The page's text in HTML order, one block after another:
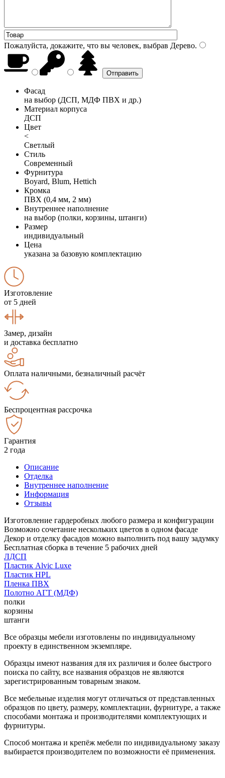
Пожалуйста, докажите, что вы человек, выбрав Дерево.
Фасад
на выбор (ДСП, МДФ ПВХ и др.)
Материал корпуса
ДСП
Цвет
<
Светлый
Стиль
Современный
Фурнитура
Boyard, Blum, Hettich
Кромка
ПВХ (0,4 мм, 2 мм)
Внутреннее наполнение
на выбор (полки, корзины, штанги)
Размер
индивидуальный
Цена
указана за базовую комплектацию
Изготовление
от 5 дней
Замер, дизайн
и доставка бесплатно
Оплата наличными, безналичный расчёт
Беспроцентная рассрочка
Гарантия
2 года
Описание
Отделка
Внутреннее наполнение
Информация
Отзывы
Изготовление гардеробных любого размера и конфигурации
Возможно сочетание нескольких цветов в одном фасаде
Декор и отделку фасадов можно выполнить под вашу задумку
Бесплатная сборка в течение 5 рабочих дней
ЛДСП
Пластик Alvic Luxe
Пластик HPL
Пленка ПВХ
Полотно АГТ (МДФ)
полки
корзины
штанги
Все образцы мебели изготовлены по индивидуальному
проекту в единственном экземпляре.
Образцы имеют названия для их различия и более быстрого
поиска по сайту, все названия образцов не являются
зарегистрированным товарным знаком.
Все мебельные изделия могут отличаться от представленных
образцов по цвету, размеру, комплектации, фурнитуре, а также
способами монтажа и производителями комплектующих и
фурнитуры.
Способ монтажа и крепёж мебели по индивидуальному заказу
выбирается производителем по возможности её применения.